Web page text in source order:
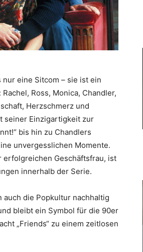
nur eine Sitcom – sie ist ein
Ross, Monica, Chandler,
Herzschmerz und
seiner Einzigartigkeit zur
bis hin zu Chandlers
unvergesslichen Momente.
erfolgreichen Geschäftsfrau, ist
innerhalb der Serie.
auch die Popkultur nachhaltig
bleibt ein Symbol für die 90er
„Friends“ zu einem zeitlosen